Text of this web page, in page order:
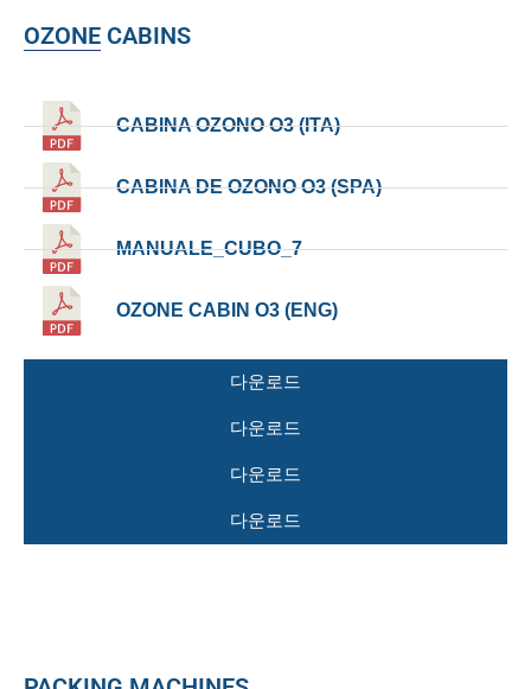
OZONE CABINS
CABINA OZONO O3 (ITA)
CABINA DE OZONO O3 (SPA)
MANUALE_CUBO_7
OZONE CABIN O3 (ENG)
다운로드
다운로드
다운로드
다운로드